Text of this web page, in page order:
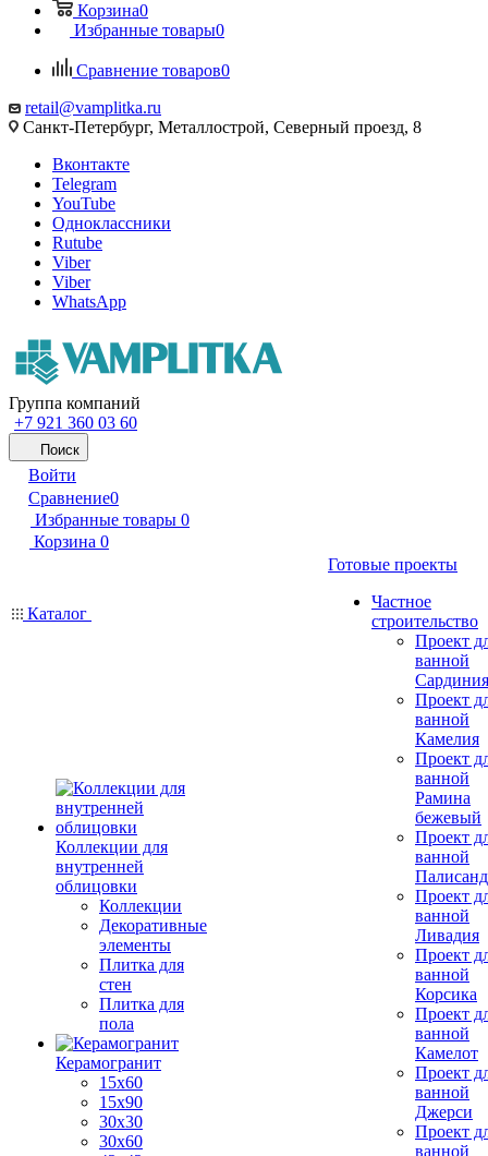
Корзина0
Избранные товары0
Сравнение товаров0
retail@vamplitka.ru
Санкт-Петербург, Металлострой, Северный проезд, 8
Вконтакте
Telegram
YouTube
Одноклассники
Rutube
Viber
Viber
WhatsApp
Группа компаний
+7 921 360 03 60
Поиск
Войти
Сравнение0
Избранные товары 0
Корзина 0
Каталог
Коллекции для
внутренней
облицовки
Коллекции
Декоративные
элементы
Плитка для
стен
Плитка для
пола
Керамогранит
15х60
15x90
30х30
30х60
Готовые проекты
Частное
строительство
Проект
ванной
Сардиния
Проект
ванной
Камелия
Проект
ванной
Рамина
бежевый
Проект
ванной
Проект
ванной
Ливадия
Проект
ванной
Корсика
Проект
ванной
Камелот
Проект
ванной
Джерси
Проект
ванной